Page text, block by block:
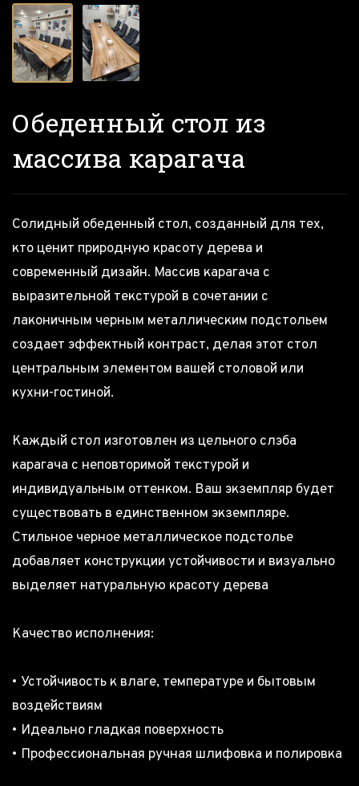
Обеденный стол из
массива карагача
Солидный обеденный стол, созданный для тех,
кто ценит природную красоту дерева и
современный дизайн. Массив карагача с
выразительной текстурой в сочетании с
лаконичным черным металлическим подстольем
создает эффектный контраст, делая этот стол
центральным элементом вашей столовой или
кухни-гостиной.
Каждый стол изготовлен из цельного слэба
карагача с неповторимой текстурой и
индивидуальным оттенком. Ваш экземпляр будет
существовать в единственном экземпляре.
Стильное черное металлическое подстолье
добавляет конструкции устойчивости и визуально
выделяет натуральную красоту дерева
Качество исполнения:
• Устойчивость к влаге, температуре и бытовым
воздействиям
• Идеально гладкая поверхность
• Профессиональная ручная шлифовка и полировка